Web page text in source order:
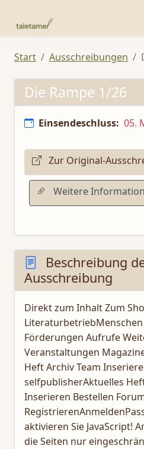
Start Ausschreibungen
Die Rampe 1/26
Einsendeschluss: 05.
Zur Original-
Weitere
Beschreibung
Ausschreibung
Direkt zum Inhalt Zum
Förderungen Aufrufe
Veranstaltungen
Heft Archiv Team
selfpublisherAktuelles
Inserieren Bestellen
aktivieren Sie JavaScript!
die Seiten nur